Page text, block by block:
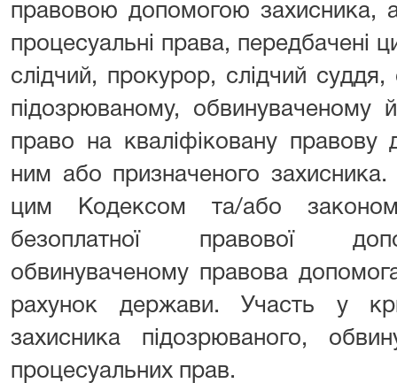
правовою допомогою захисника,
процесуальні права,
слідчий, прокурор, слідчий суддя,
підозрюваному, обвинуваченому
право на кваліфіковану
ним або призначеного
цим Кодексом та/або
безоплатної правової
обвинуваченому правова
рахунок держави. Участь у
захисника підозрюваного,
процесуальних прав.